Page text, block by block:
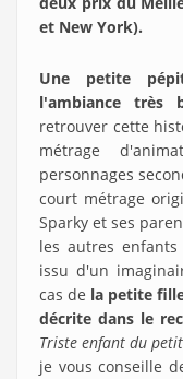
et New York).
Une petite
l'ambiance très
retrouver cette
métrage
personnages
court métrage
Sparky et ses
les autres
issu d'un
cas de la petite
décrite dans le
Triste enfant du
je vous conseille